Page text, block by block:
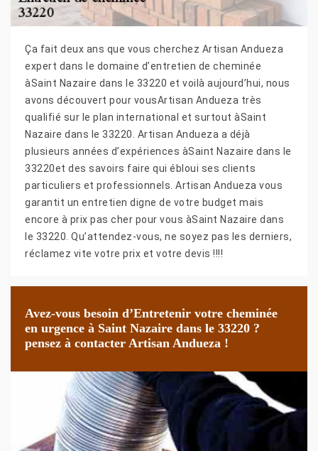
Ça fait deux ans que vous cherchez Artisan Andueza
expert dans le domaine d’entretien de cheminée
àSaint Nazaire dans le 33220 et voilà aujourd’hui, nous
avons découvert pour vousArtisan Andueza très
qualifié sur le plan international et surtout àSaint
Nazaire dans le 33220. Artisan Andueza a déjà
plusieurs années d’expériences àSaint Nazaire dans le
33220et des savoirs faire qui ébloui ses clients
particuliers et professionnels. Artisan Andueza vous
garantit un entretien digne de votre budget mais
encore à prix pas cher pour vous àSaint Nazaire dans
le 33220. Qu’attendez-vous, ne soyez pas les derniers,
réclamez vite votre prix et votre devis !!!!
Avez-vous besoin d’Entretenir votre cheminée
en urgence à Saint Nazaire dans le 33220 ?
pensez à contacter Artisan Andueza !